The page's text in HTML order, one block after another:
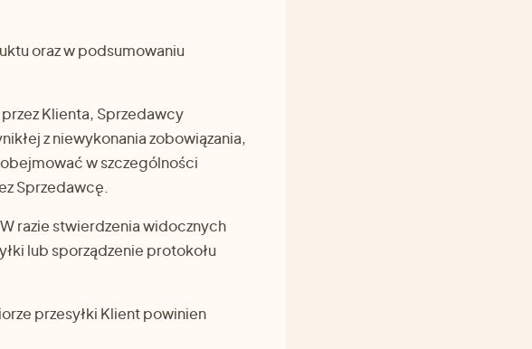
oraz w podsumowaniu
Klienta, Sprzedawcy
z niewykonania zobowiązania,
w szczególności
Sprzedawcę.
razie stwierdzenia widocznych
lub sporządzenie protokołu
przesyłki Klient powinien